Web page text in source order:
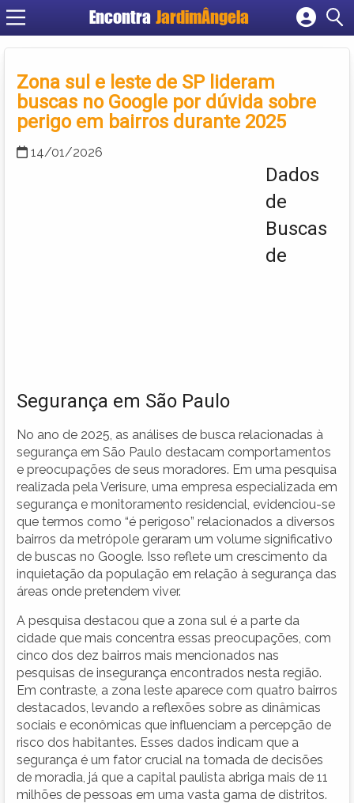
EncontraJardimÂngela
Cadastrar empresa
Criar conta
Zona sul e leste de SP lideram
buscas no Google por dúvida sobre
perigo em bairros durante 2025
14/01/2026
Dados
de
Buscas
de
Segurança em São Paulo
No ano de 2025, as análises de busca relacionadas à
segurança em São Paulo destacam comportamentos
e preocupações de seus moradores. Em uma pesquisa
realizada pela Verisure, uma empresa especializada em
segurança e monitoramento residencial, evidenciou-se
que termos como “é perigoso” relacionados a diversos
bairros da metrópole geraram um volume significativo
de buscas no Google. Isso reflete um crescimento da
inquietação da população em relação à segurança das
áreas onde pretendem viver.
A pesquisa destacou que a zona sul é a parte da
cidade que mais concentra essas preocupações, com
cinco dos dez bairros mais mencionados nas
pesquisas de insegurança encontrados nesta região.
Em contraste, a zona leste aparece com quatro bairros
destacados, levando a reflexões sobre as dinâmicas
sociais e econômicas que influenciam a percepção de
risco dos habitantes. Esses dados indicam que a
segurança é um fator crucial na tomada de decisões
de moradia, já que a capital paulista abriga mais de 11
milhões de pessoas em uma vasta gama de distritos.